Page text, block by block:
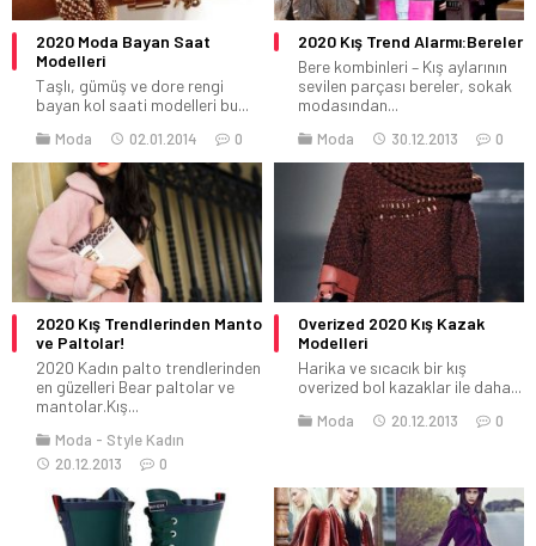
2020 Moda Bayan Saat
Modelleri
Taşlı, gümüş ve dore rengi
bayan kol saati modelleri bu...
Moda 02.01.2014 0
2020 Kış Trend Alarmı:Bereler
Bere kombinleri – Kış aylarının
sevilen parçası bereler, sokak
modasından...
Moda 30.12.2013 0
2020 Kış Trendlerinden Manto
ve Paltolar!
2020 Kadın palto trendlerinden
en güzelleri Bear paltolar ve
mantolar.Kış...
Moda
Style Kadın
20.12.2013
0
Overized 2020 Kış Kazak
Modelleri
Harika ve sıcacık bir kış
overized bol kazaklar ile daha...
Moda 20.12.2013 0